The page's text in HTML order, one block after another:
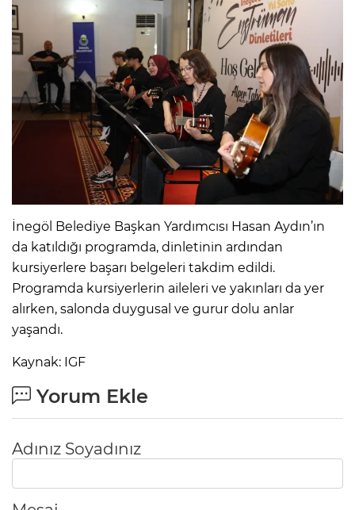
İnegöl Belediye Başkan Yardımcısı Hasan Aydın’ın
da katıldığı programda, dinletinin ardından
kursiyerlere başarı belgeleri takdim edildi.
Programda kursiyerlerin aileleri ve yakınları da yer
alırken, salonda duygusal ve gurur dolu anlar
yaşandı.
Kaynak: IGF
Yorum Ekle
Adınız Soyadınız